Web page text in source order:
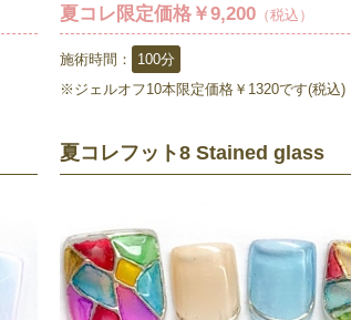
夏コレ限定価格￥9,200（税込）
施術時間：
100分
※ジェルオフ10本限定価格￥1320です(税込)
夏コレフット8 Stained glass